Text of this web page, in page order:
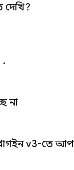
দেখি?
.
না
v3-তে